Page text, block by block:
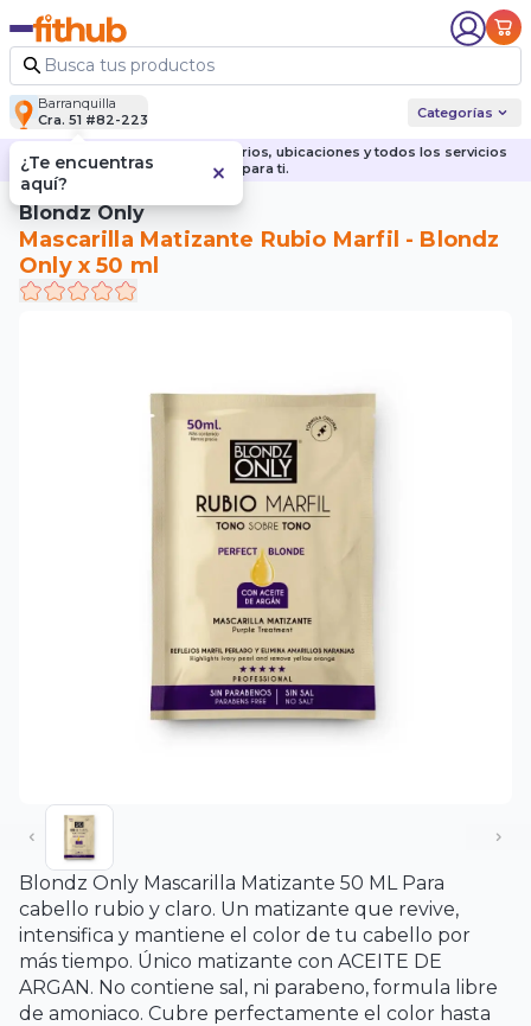
Barranquilla
Cra. 51 #82-223
Categorías
Descubre nuestras sedes, horarios, ubicaciones y todos los servicios
para ti.
Blondz Only
Mascarilla Matizante Rubio Marfil - Blondz
Only x 50 ml
Blondz Only Mascarilla Matizante 50 ML Para
cabello rubio y claro. Un matizante que revive,
intensifica y mantiene el color de tu cabello por
más tiempo. Único matizante con ACEITE DE
ARGAN. No contiene sal, ni parabeno, formula libre
de amoniaco. Cubre perfectamente el color hasta
¿Te encuentras
aquí?